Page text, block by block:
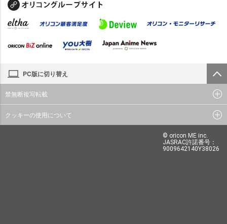
PC版に切り替え
禁無断複写転載
クッキーの使用について
© oricon ME inc.
JASRAC許諾番号：
9009642140Y38026